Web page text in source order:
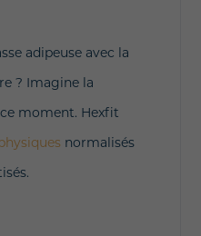
adipeuse avec la
? Imagine la
moment. Hexfit
normalisés